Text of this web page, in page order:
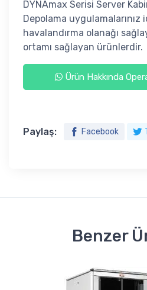
DYNAmax Serisi Server
Depolama uygulamalarınız
havalandırma olanağı
ortamı sağlayan ürünlerdir.
Ürün Hakkında
Paylaş: Facebook
Benzer